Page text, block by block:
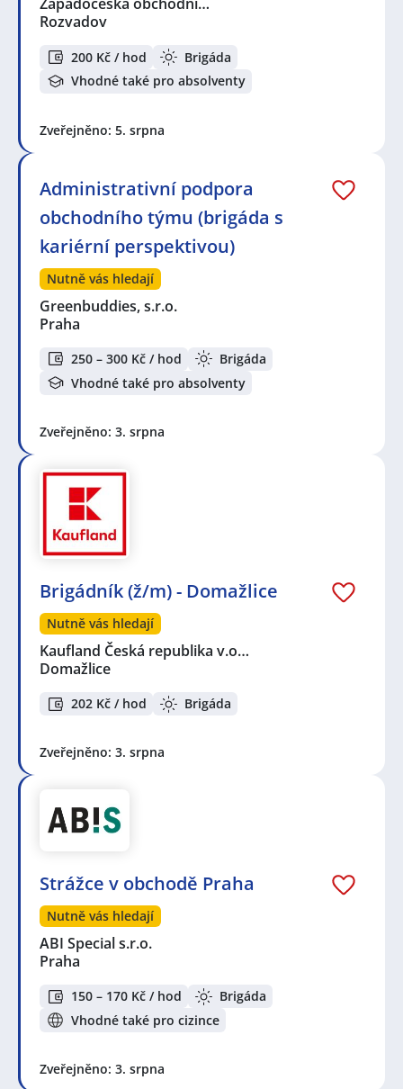
Západočeská obchodní…
Rozvadov
200 Kč / hod
Brigáda
Vhodné také pro absolventy
Zveřejněno: 5. srpna
Administrativní podpora
obchodního týmu (brigáda s
kariérní perspektivou)
Nutně vás hledají
Greenbuddies, s.r.o.
Praha
250 – 300 Kč / hod
Brigáda
Vhodné také pro absolventy
Zveřejněno: 3. srpna
Brigádník (ž/m) - Domažlice
Nutně vás hledají
Kaufland Česká republika v.o…
Domažlice
202 Kč / hod Brigáda
Zveřejněno: 3. srpna
Strážce v obchodě Praha
Nutně vás hledají
ABI Special s.r.o.
Praha
150 – 170 Kč / hod
Brigáda
Vhodné také pro cizince
Zveřejněno: 3. srpna